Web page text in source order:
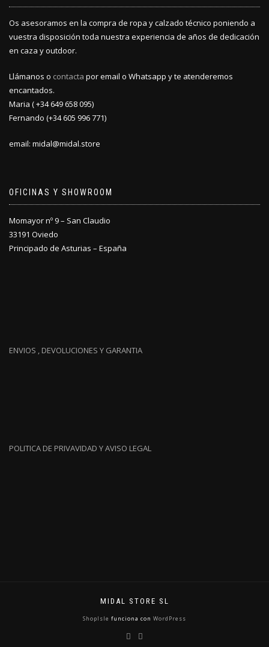
Os asesoramos en la compra de ropa y calzado técnico poniendo a
vuestra disposición toda nuestra experiencia de años de dedicación
en caza y outdoor.
Llámanos o contacta por email o Whatsapp y te atenderemos
encantados.
Maria ( +34 649 658 095)
Fernando (+34 605 996 771)
email: midal@midal.store
OFICINAS Y SHOWROOM
Momayor nº 9 – San Claudio
33191 Oviedo
Principado de Asturias – España
ENVIOS , DEVOLUCIONES Y GARANTIA
POLITICA DE PRIVAVIDAD Y AVISO LEGAL
MIDAL STORE SL
ShopIsle funciona con WordPress